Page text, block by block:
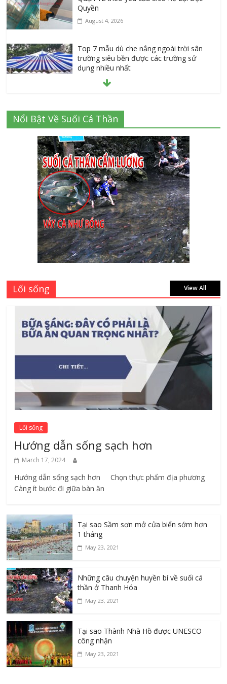
Quyền
August 4, 2026
Top 7 mẫu dù che nắng ngoài trời sân
trường siêu bền được các trường sử
dụng nhiều nhất
July 20, 2026
giá sỉ tại Tphcm uy tín được đánh giá
High
July 16, 2026
Cập nhật mới nhất: Vở học sinh 96 trang
giá bao nhiêu tại 3 đại lý lớn có tiếng ở
Tphcm hiện nay?
July 9, 2026
Bảng giá vách ngăn nhôm kính cửa lùa
Siêu Rẻ mới nhất 2026 – Chất lượng cực
đỉnh
August 7, 2026
Nổi Bật Về Suối Cá Thần
Lối sống View All
Lối sống
Hướng dẫn sống sạch hơn
March 17, 2024
Hướng dẫn sống sạch hơn Chọn thực phẩm địa phương ​
Càng ít bước đi giữa bàn ăn
Tại sao Sầm sơn mở cửa biển sớm hơn
1 tháng
May 23, 2021
Những câu chuyện huyền bí về suối cá
thần ở Thanh Hóa
May 23, 2021
Tại sao Thành Nhà Hồ được UNESCO
công nhận
May 23, 2021